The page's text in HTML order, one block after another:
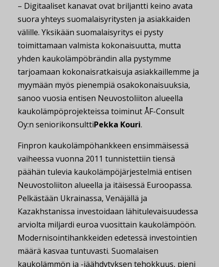
– Digitaaliset kanavat ovat briljantti keino avata
suora yhteys suomalaisyritysten ja asiakkaiden
välille. Yksikään suomalaisyritys ei pysty
toimittamaan valmista kokonaisuutta, mutta
yhden kaukolämpöbrändin alla pystymme
tarjoamaan kokonaisratkaisuja asiakkaillemme ja
myymään myös pienempiä osakokonaisuuksia,
sanoo vuosia entisen Neuvostoliiton alueella
kaukolämpöprojekteissa toiminut ÅF-Consult
Oy:n seniorikonsulttiPekka Kouri.
Finpron kaukolämpöhankkeen ensimmäisessä
vaiheessa vuonna 2011 tunnistettiin tiensä
päähän tulevia kaukolämpöjärjestelmiä entisen
Neuvostoliiton alueella ja itäisessä Euroopassa.
Pelkästään Ukrainassa, Venäjällä ja
Kazakhstanissa investoidaan lähitulevaisuudessa
arviolta miljardi euroa vuosittain kaukolämpöön.
Modernisointihankkeiden edetessä investointien
määrä kasvaa tuntuvasti. Suomalaisen
kaukolämmön ja -jäähdytyksen tehokkuus, pieni